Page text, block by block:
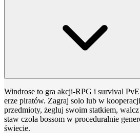
Windrose to gra akcji-RPG i survival
erze piratów. Zagraj solo lub w
przedmioty, żegluj swoim statkiem,
staw czoła bossom w proceduralnie
świecie.